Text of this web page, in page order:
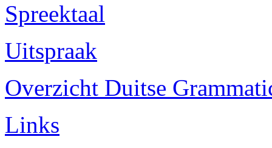
Spreektaal
Uitspraak
Overzicht Duitse
Links